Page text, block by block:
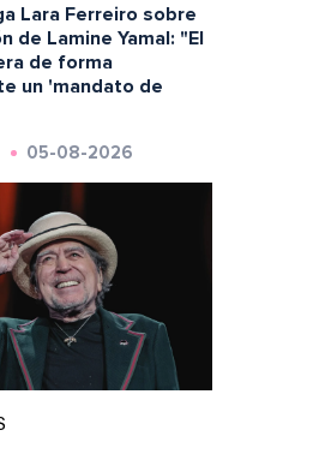
Lara Ferreiro sobre
de Lamine Yamal: "El
de forma
un 'mandato de
05-08-2026